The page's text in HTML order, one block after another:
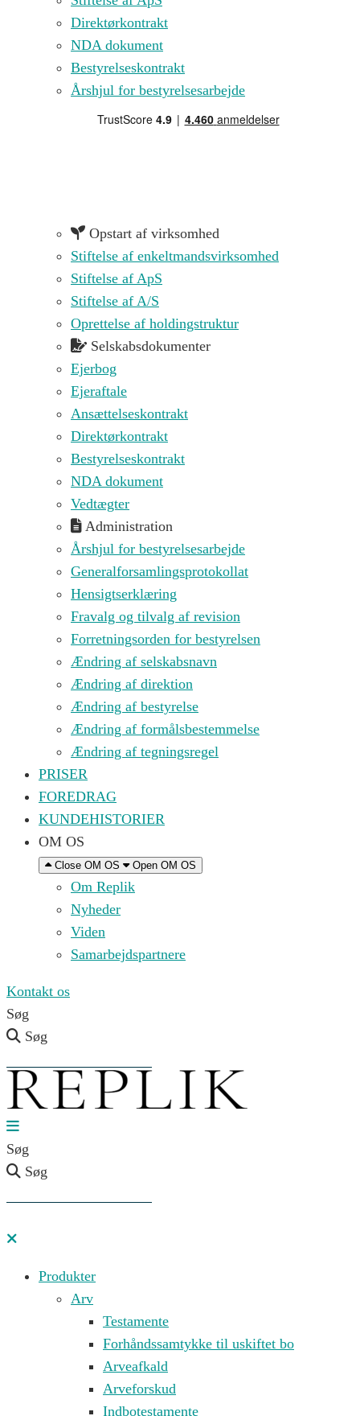
Direktørkontrakt
NDA dokument
Bestyrelseskontrakt
Årshjul for bestyrelsesarbejde
Opstart af virksomhed
Stiftelse af enkeltmandsvirksomhed
Stiftelse af ApS
Stiftelse af A/S
Oprettelse af holdingstruktur
Selskabsdokumenter
Ejerbog
Ejeraftale
Ansættelseskontrakt
Direktørkontrakt
Bestyrelseskontrakt
NDA dokument
Vedtægter
Administration
Årshjul for bestyrelsesarbejde
Generalforsamlingsprotokollat
Hensigtserklæring
Fravalg og tilvalg af revision
Forretningsorden for bestyrelsen
Ændring af selskabsnavn
Ændring af direktion
Ændring af bestyrelse
Ændring af formålsbestemmelse
Ændring af tegningsregel
PRISER
FOREDRAG
KUNDEHISTORIER
OM OS
Close OM OS Open OM OS
Om Replik
Nyheder
Viden
Samarbejdspartnere
Kontakt os
Søg
Søg
Søg
Søg
Produkter
Arv
Testamente
Forhåndssamtykke til uskiftet bo
Arveafkald
Arveforskud
Indbotestamente